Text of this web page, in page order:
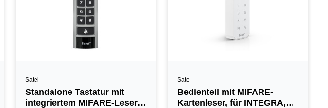
Satel
Standalone Tastatur mit
integriertem MIFARE-Leser,
Satel
Bedienteil mit MIFARE-
Kartenleser, für INTEGRA,